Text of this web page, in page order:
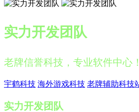
实力开发团队
老牌信誉科技，专业软件中心！
宇鹤科技 海外游戏科技 老牌辅助科技
实力开发团队